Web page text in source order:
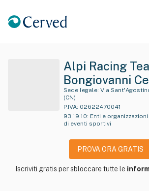
Alpi Racing
Bongiovanni
Sede legale:
(CN)
P.IVA: 02622470041
93.19.10: Enti e
di eventi sportivi
PROVA ORA GRATIS
Iscriviti gratis per sbloccare tutte le